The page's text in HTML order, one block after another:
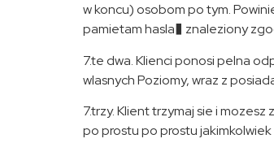
w koncu) osobom po tym.
pamietam hasla� znaleziony
7.te dwa. Klienci ponosi pelna
wlasnych Poziomy, wraz z
7.trzy. Klient trzymaj sie i
po prostu po prostu